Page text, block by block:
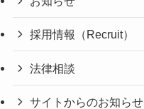
採用情報（Recruit）
法律相談
サイトからのお知らせ